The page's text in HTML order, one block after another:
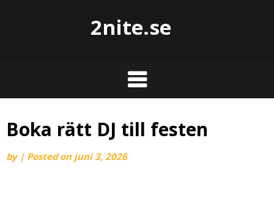
2nite.se
Boka rätt DJ till festen
by | Posted on juni 3, 2026